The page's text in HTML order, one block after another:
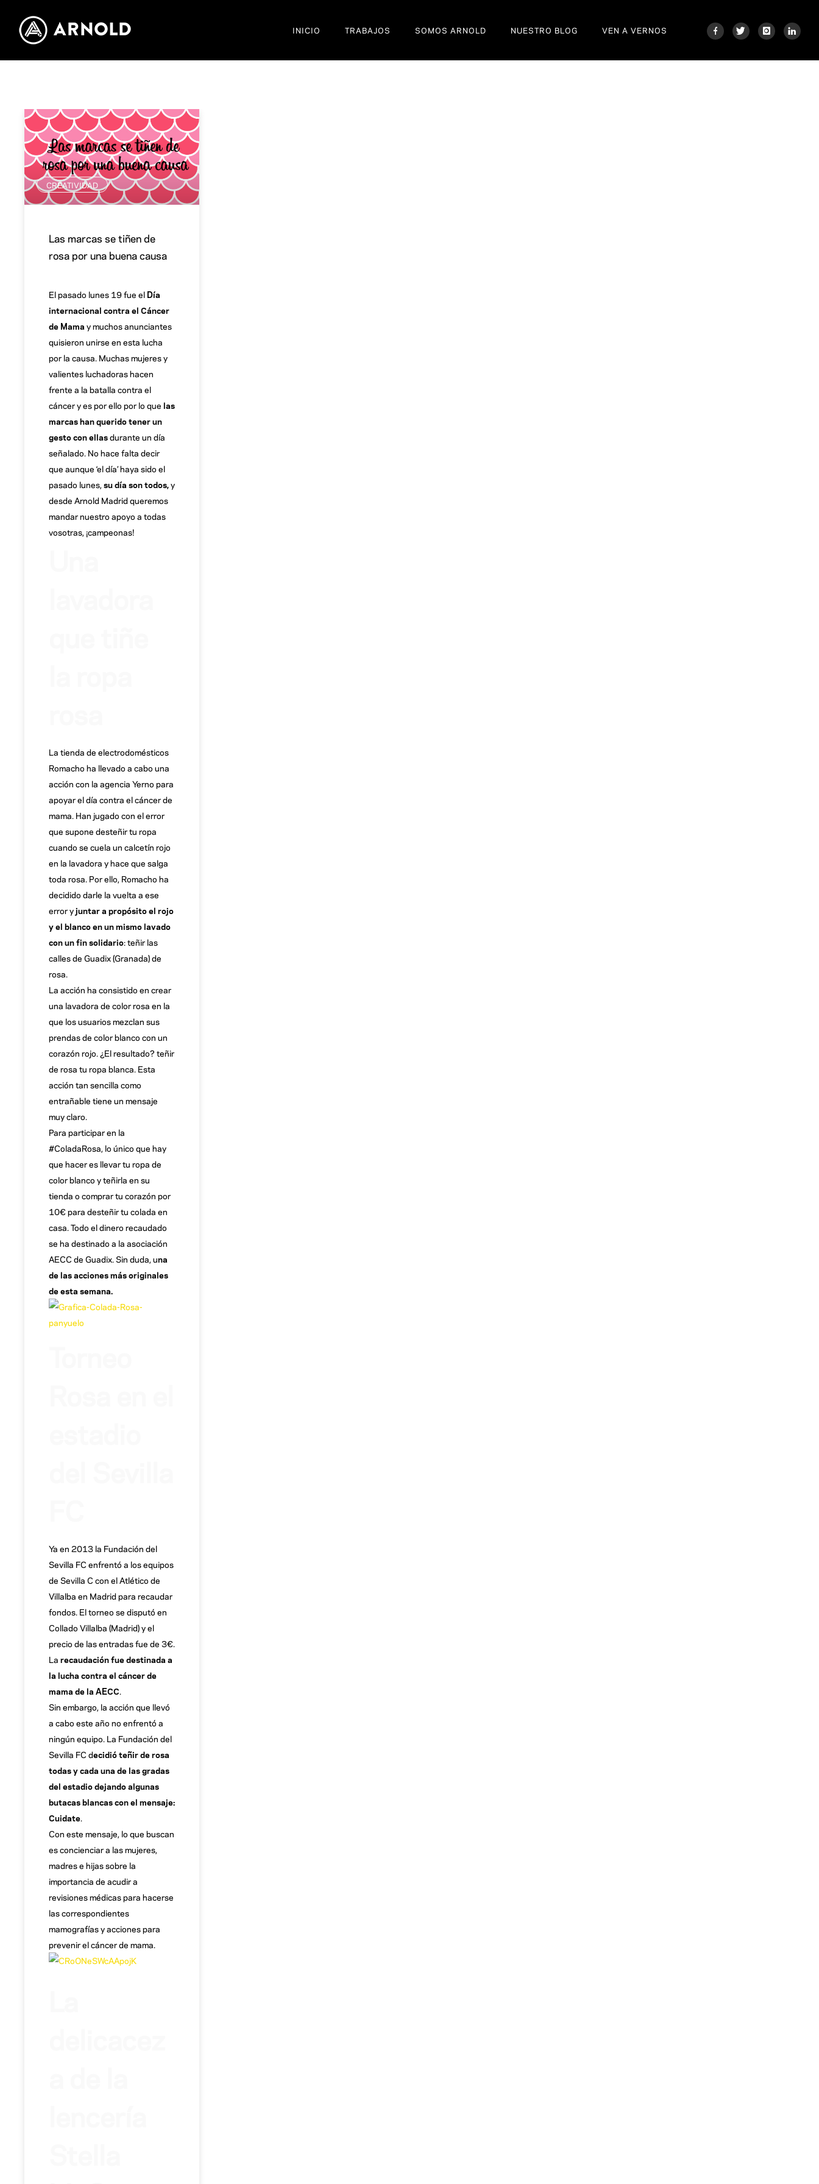
INICIO TRABAJOS SOMOS ARNOLD NUESTRO BLOG VEN A VERNOS
CREATIVIDAD
Las marcas se tiñen de
rosa por una buena causa
El pasado lunes 19 fue el Día
internacional contra el Cáncer
de Mama y muchos anunciantes
quisieron unirse en esta lucha
por la causa. Muchas mujeres y
valientes luchadoras hacen
frente a la batalla contra el
cáncer y es por ello por lo que las
marcas han querido tener un
gesto con ellasdurante un día
señalado. No hace falta decir
que aunque ‘el día’ haya sido el
pasado lunes, su día son todos, y
desde Arnold Madrid queremos
mandar nuestro apoyo a todas
vosotras, ¡campeonas!
La tienda de electrodomésticos
Romacho ha llevado a cabo una
acción con la agencia Yerno para
apoyar el día contra el cáncer de
mama. Han jugado con el error
que supone desteñir tu ropa
cuando se cuela un calcetín rojo
en la lavadora y hace que salga
toda rosa. Por ello, Romacho ha
decidido darle la vuelta a ese
error yjuntar a propósito el rojo
y el blanco en un mismo lavado
con un fin solidario: teñir las
calles de Guadix (Granada) de
rosa.
La acción ha consistido en crear
una lavadora de color rosa en la
que los usuarios mezclan sus
prendas de color blanco con un
corazón rojo. ¿El resultado? teñir
de rosa tu ropa blanca. Esta
acción tan sencilla como
entrañable tiene un mensaje
muy claro.
Para participar en la
#ColadaRosa, lo único que hay
que hacer es llevar tu ropa de
color blanco y teñirla en su
tienda o comprar tu corazón por
10€ para desteñir tu colada en
casa. Todo el dinero recaudado
se ha destinado a la asociación
AECC de Guadix. Sin duda, una
de las acciones más originales
de esta semana.
Ya en 2013 la Fundación del
Sevilla FC enfrentó a los equipos
de Sevilla C con el Atlético de
Villalba en Madrid para recaudar
fondos. El torneo se disputó en
Collado Villalba (Madrid) y el
precio de las entradas fue de 3€.
La recaudación fue destinada a
la lucha contra el cáncer de
mama de la AECC
Sin embargo, la acción que llevó
a cabo este año no enfrentó a
ningún equipo. La Fundación del
Sevilla FC decidió teñir de rosa
todas y cada una de las gradas
del estadio dejando algunas
butacas blancas con el mensaje:
Cuidate
Con este mensaje, lo que buscan
es concienciar a las mujeres,
madres e hijas sobre la
importancia de acudir a
revisiones médicas para hacerse
las correspondientes
mamografías y acciones para
prevenir el cáncer de mama.